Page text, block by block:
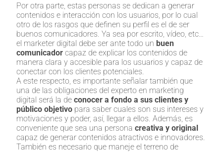
Por otra parte, estas personas se dedican a generar
contenidos e interacción con los usuarios, por lo cual
otro de los rasgos que definen su perfil es el de ser
buenos comunicadores. Ya sea por escrito, vídeo, etc…
el marketer digital debe ser ante todo un buen
comunicador capaz de explicar los contenidos de
manera clara y accesible para los usuarios y capaz de
conectar con los clientes potenciales.
A este respecto, es importante señalar también que
una de las obligaciones del experto en marketing
digital será la de conocer a fondo a sus clientes y
público objetivo para saber cuales son sus intereses y
motivaciones y poder, así, llegar a ellos. Además, es
conveniente que sea una persona creativa y original
capaz de generar contenidos atractivos e innovadores.
También es necesario que maneje el terreno de